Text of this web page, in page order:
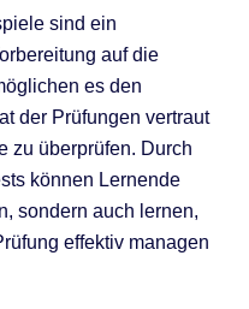
sind ein
auf die
es den
der Prüfungen vertraut
zu überprüfen. Durch
können Lernende
sondern auch lernen,
effektiv managen